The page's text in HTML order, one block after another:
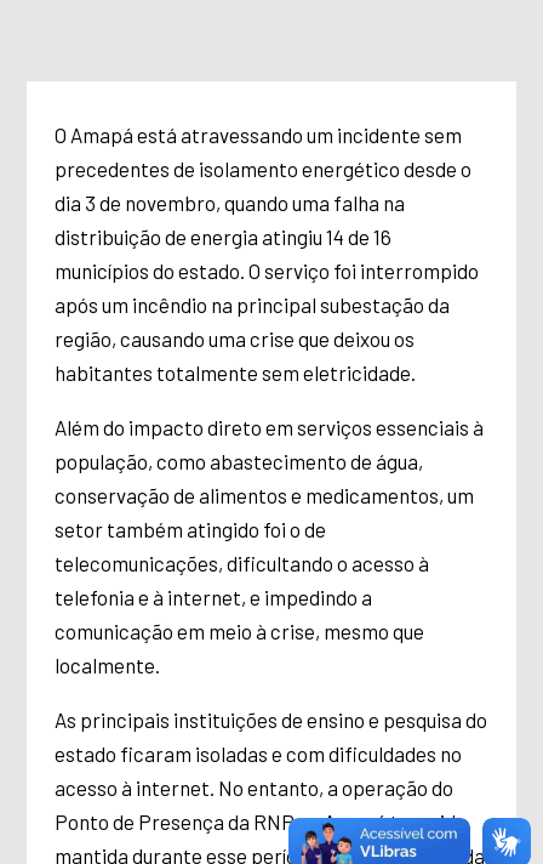
O Amapá está atravessando um incidente sem
precedentes de isolamento energético desde o
dia 3 de novembro, quando uma falha na
distribuição de energia atingiu 14 de 16
municípios do estado. O serviço foi interrompido
após um incêndio na principal subestação da
região, causando uma crise que deixou os
habitantes totalmente sem eletricidade.
Além do impacto direto em serviços essenciais à
população, como abastecimento de água,
conservação de alimentos e medicamentos, um
setor também atingido foi o de
telecomunicações, dificultando o acesso à
telefonia e à internet, e impedindo a
comunicação em meio à crise, mesmo que
localmente.
As principais instituições de ensino e pesquisa do
estado ficaram isoladas e com dificuldades no
acesso à internet. No entanto, a operação do
Ponto de Presença da RNP no Amapá tem sido
mantida durante esse período devido ao apoio da